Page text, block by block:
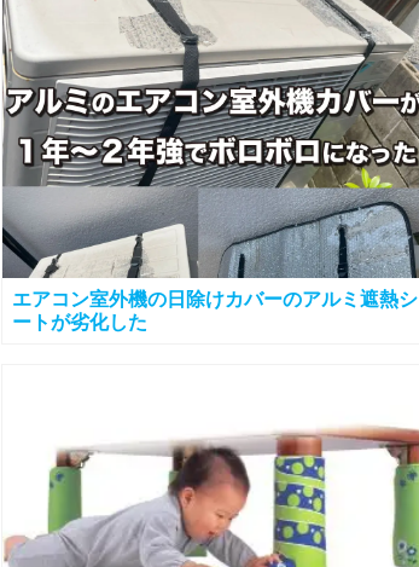
エアコン室外機の日除けカバーのアルミ遮熱シ
ートが劣化した